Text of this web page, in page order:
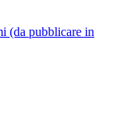
(da pubblicare in